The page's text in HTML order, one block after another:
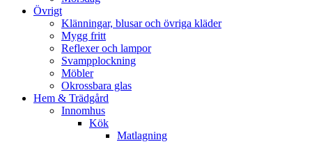
Övrigt
Klänningar, blusar och övriga kläder
Mygg fritt
Reflexer och lampor
Svampplockning
Möbler
Okrossbara glas
Hem & Trädgård
Innomhus
Kök
Matlagning